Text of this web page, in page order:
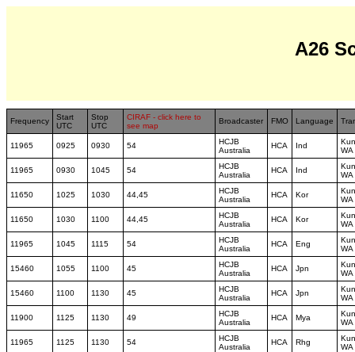
A26
Frequency
Start
UTC
Stop
UTC
CIRAF - click here to
see map
Broadcaster FMO Language
11965 0925 0930 54
HCJB
Australia
HCA Ind
WA
11965 0930 1045 54
HCJB
Australia
HCA Ind
WA
11650 1025 1030 44,45
HCJB
Australia
HCA Kor
WA
11650 1030 1100 44,45
HCJB
Australia
HCA Kor
WA
11965 1045 1115 54
HCJB
Australia
HCA Eng
WA
15460 1055 1100 45
HCJB
Australia
HCA Jpn
WA
15460 1100 1130 45
HCJB
Australia
HCA Jpn
WA
11900 1125 1130 49
HCJB
Australia
HCA Mya
WA
11965 1125 1130 54
HCJB
Australia
HCA Rhg
WA